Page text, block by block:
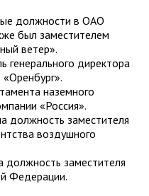
должности в ОАО
был заместителем
ветер».
директора
наземного
«Россия».
должность заместителя
воздушного
должность заместителя
Федерации.